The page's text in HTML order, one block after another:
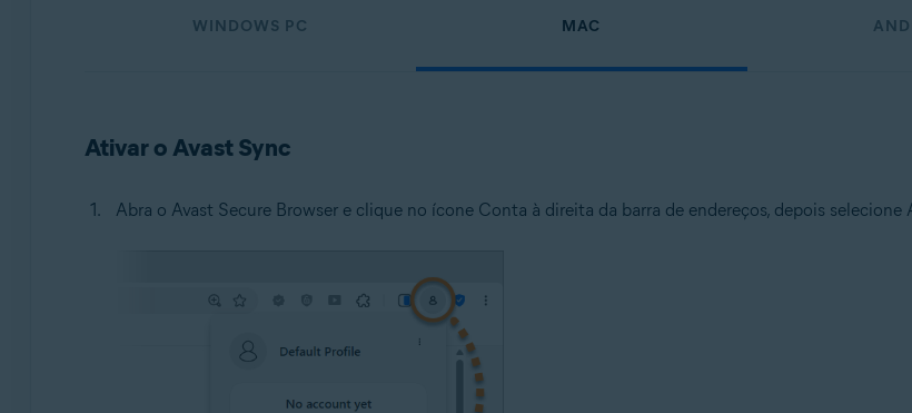
WINDOWS PC MAC
Ativar o Avast Sync
Abra o Avast Secure Browser e clique no ícone Conta à direita da barra de endereços, depois selecione